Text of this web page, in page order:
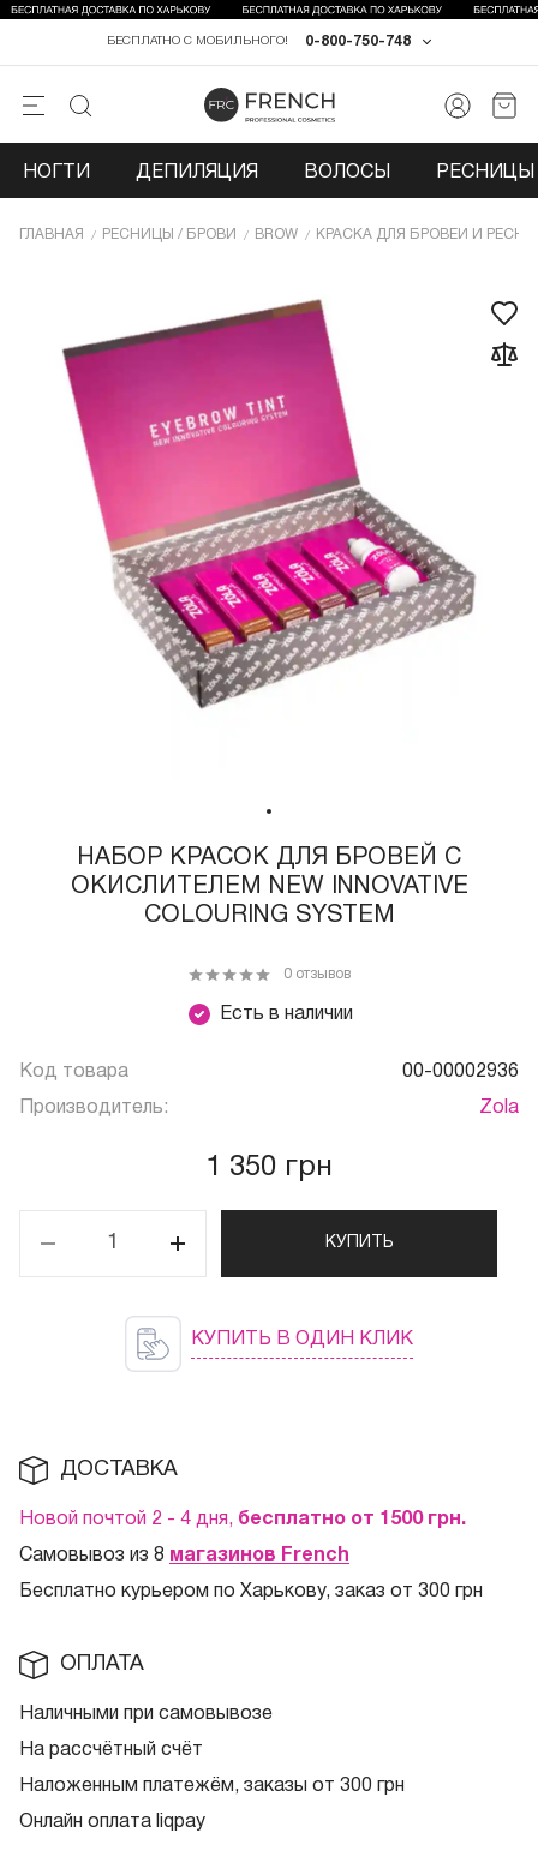
0-800-750-748
БЕСПЛАТНО С МОБИЛЬНОГО!
НОГТИ ДЕПИЛЯЦИЯ ВОЛОСЫ РЕСНИЦЫ
ГЛАВНАЯ РЕСНИЦЫ / БРОВИ BROW КРАСКА ДЛЯ БРОВЕЙ И
НАБОР КРАСОК ДЛЯ БРОВЕЙ С
ОКИСЛИТЕЛЕМ NEW INNOVATIVE
COLOURING SYSTEM
Есть в наличии
0 отзывов
Код товара 00-00002936
Производитель: Zola
1 350 грн
КУПИТЬ
КУПИТЬ В ОДИН КЛИК
ДОСТАВКА
Новой почтой 2 - 4 дня, бесплатно от 1500 грн.
Самовывоз из 8 магазинов French
Бесплатно курьером по Харькову, заказ от 300 грн
ОПЛАТА
Наличными при самовывозе
На рассчётный счёт
Наложенным платежём, заказы от 300 грн
Онлайн оплата liqpay